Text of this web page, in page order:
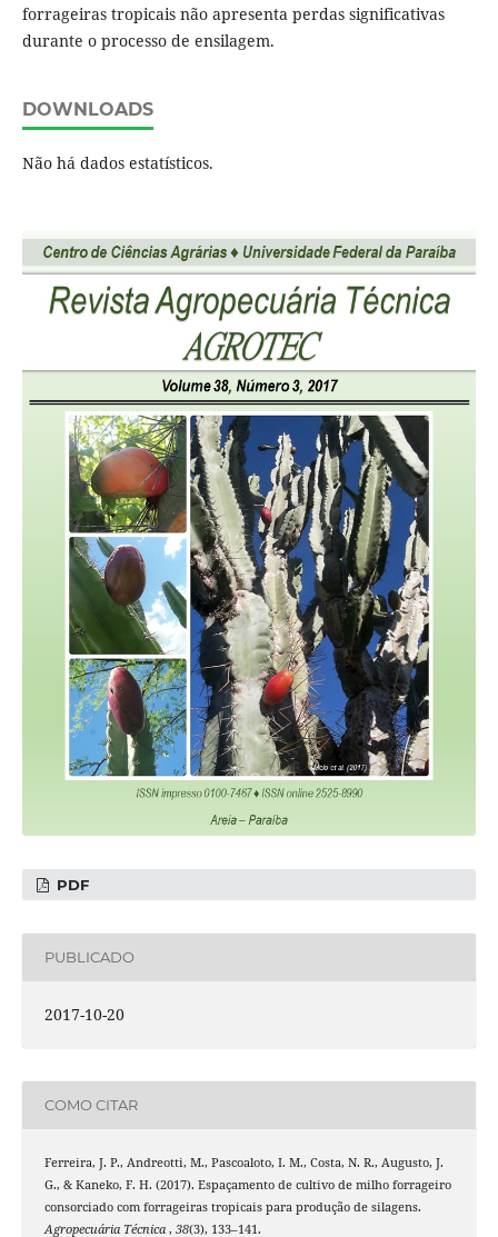
forrageiras tropicais não apresenta perdas significativas
durante o processo de ensilagem.
DOWNLOADS
Não há dados estatísticos.
PDF
PUBLICADO
2017-10-20
COMO CITAR
Ferreira, J. P., Andreotti, M., Pascoaloto, I. M., Costa, N. R., Augusto, J.
G., & Kaneko, F. H. (2017). Espaçamento de cultivo de milho forrageiro
consorciado com forrageiras tropicais para produção de silagens.
Agropecuária Técnica , 38(3), 133–141.